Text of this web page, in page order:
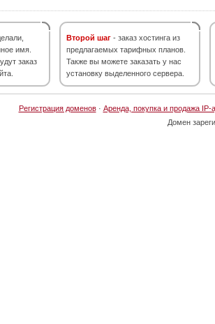
имя.
заказ
Второй шаг - заказ хостинга из
предлагаемых тарифных планов.
Также вы можете заказать у нас
установку выделенного сервера.
Регистрация доменов· Аренда, покупка и продажа IP-
Домен